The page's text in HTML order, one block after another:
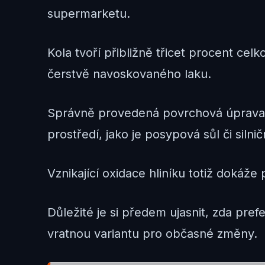
supermarketu.
Kola tvoří přibližně třicet procent
čerstvě navoskovaného laku.
Správně provedená povrchová
prostředí, jako je posypová sůl či
Vznikající oxidace hliníku totiž
Důležité je si předem ujasnit, zda
vratnou variantu pro občasné změny.